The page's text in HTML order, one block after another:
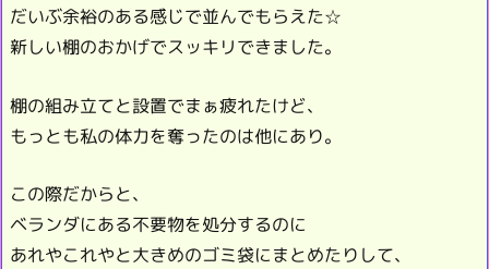
だいぶ余裕のある感じで並んでもらえた☆
新しい棚のおかげでスッキリできました。
棚の組み立てと設置でまぁ疲れたけど、
もっとも私の体力を奪ったのは他にあり。
この際だからと、
ベランダにある不要物を処分するのに
あれやこれやと大きめのゴミ袋にまとめたりして、